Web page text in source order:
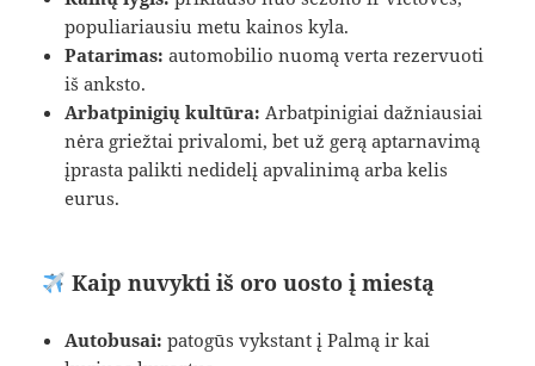
populiariausiu metu kainos kyla.
Patarimas: automobilio nuomą verta rezervuoti
iš anksto.
Arbatpinigių kultūra: Arbatpinigiai dažniausiai
nėra griežtai privalomi, bet už gerą aptarnavimą
įprasta palikti nedidelį apvalinimą arba kelis
eurus.
Kaip nuvykti iš oro uosto į miestą
Autobusai: patogūs vykstant į Palmą ir kai